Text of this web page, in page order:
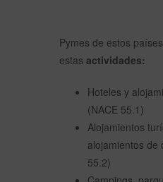
Pymes de estos
estas actividades:
Hoteles y
(NACE 55.1)
Alojamientos
alojamientos de
55.2)